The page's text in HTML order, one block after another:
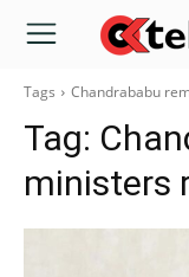
Tags Chandrababu
Tag:
ministers